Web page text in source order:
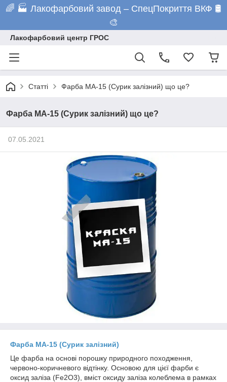
🌈 🏭 Лакофарбовий завод – СпецПокриття ВКФ 🛢️
🎨
Лакофарбовий центр ГРОС
Статті Фарба МА-15 (Сурик залізний) що це?
Фарба МА-15 (Сурик залізний) що це?
07.05.2021
Фарба МА-15 (Сурик залізний)
Це фарба на основі порошку природного походження,
червоно-коричневого відтінку. Основою для цієї фарби є
оксид заліза (Fe2O3), вміст оксиду заліза колеблема в рамках